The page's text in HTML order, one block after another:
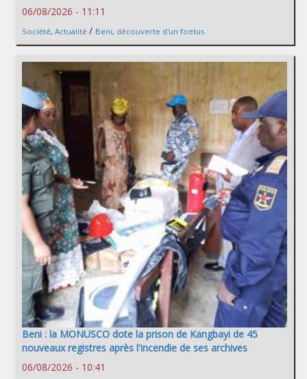
06/08/2026 - 11:11
Société, Actualité / Beni, découverte d'un foetus
Beni : la MONUSCO dote la prison de Kangbayi de 45
nouveaux registres après l'incendie de ses archives
06/08/2026 - 10:41